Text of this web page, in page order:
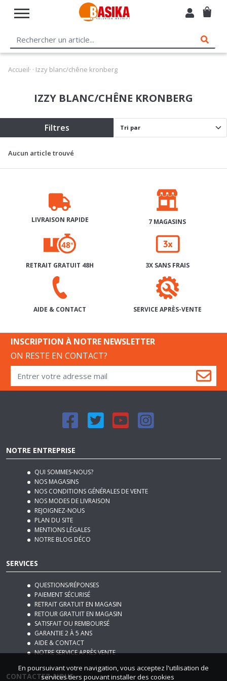
Accueil· · Izzy blanc/chêne kronberg
IZZY BLANC/CHÊNE KRONBERG
Filtres
Aucun article trouvé
LIVRAISON RAPIDE 7 MAGASINS
RETRAIT GRATUIT 48H 3X SANS FRAIS
AIDE & CONTACT SERVICE APRÈS-VENTE
INSCRIPTION À NOTRE NEWSLETTER
ON RESTE EN CONTACT?
NOTRE ENTREPRISE
QUI SOMMES-NOUS?
NOS MAGASINS
NOS CONDITIONS GÉNÉRALES DE VENTE
NOS MODES DE LIVRAISON
REJOIGNEZ-NOUS
PLAN DU SITE
MENTIONS LÉGALES
NOTRE BLOG DÉCO
SERVICES
QUESTIONS/RÉPONSES
PAIEMENT SÉCURISÉ
RETRAIT GRATUIT EN MAGASIN
RETOUR GRATUIT EN MAGASIN
SATISFAIT OU REMBOURSÉ
GARANTIE 2 À 5 ANS
AIDE & CONTACT
NOTRE SERVICE APRÈS VENTE
CONTACTEZ-NOUS
En poursuivant votre navigation, vous acceptez l'utilisation de
services tiers pouvant installer des cookies